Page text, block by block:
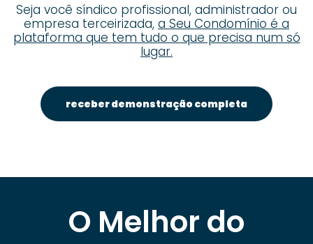
Seja você síndico profissional, administrador ou
empresa terceirizada, a Seu Condomínio é a
plataforma que tem tudo o que precisa num só
lugar.
receber demonstração completa
O Melhor do